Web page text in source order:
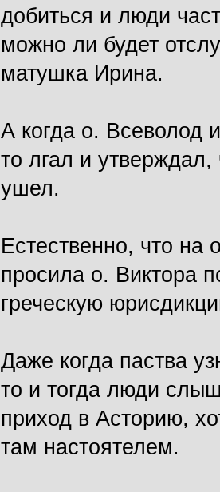
добиться и люди
можно ли будет
матушка Ирина.
А когда о. Всеволод
то лгал и
ушел.
Естественно, что на
просила о. Виктора
греческую
Даже когда паства
то и тогда люди
приход в Асторию,
там настоятелем.